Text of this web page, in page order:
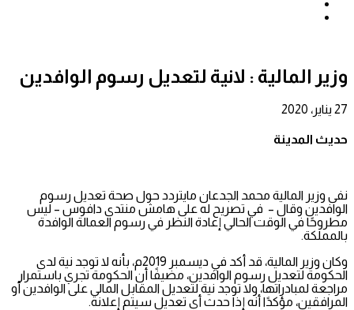
وزير المالية : لانية لتعديل رسوم الوافدين
27 يناير، 2020
حديث المدينة
نفى وزير المالية محمد الجدعان مايتردد حول صحة تعديل رسوم
الوافدين وقال – في تصريح له على هامش منتدى دافوس – ليس
مطروحًا في الوقت الحالي إعادة النظر في رسوم العمالة الوافدة
بالمملكة.
وكان وزير المالية، قد أكد في ديسمبر 2019م، بأنه لا توجد نية لدى
الحكومة لتعديل رسوم الوافدين، مضيفًا أن الحكومة تجري باستمرار
مراجعة لمبادراتها، ولا توجد نية لتعديل المقابل المالي على الوافدين أو
المرافقين، مؤكدًا أنه إذا حدث أي تعديل سيتم إعلانه.